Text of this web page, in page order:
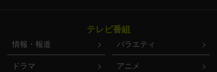
テレビ番組
情報・報道
バラエティ
ドラマ
アニメ